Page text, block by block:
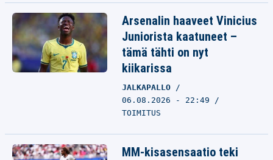
Arsenalin haaveet Vinicius
Juniorista kaatuneet –
tämä tähti on nyt
kiikarissa
JALKAPALLO
06.08.2026 - 22:49
TOIMITUS
MM-kisasensaatio teki